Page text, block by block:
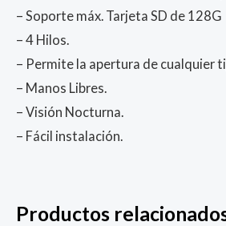
– Soporte máx. Tarjeta SD de 128G
– 4 Hilos.
– Permite la apertura de cualquier
– Manos Libres.
– Visión Nocturna.
– Fácil instalación.
Productos